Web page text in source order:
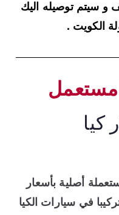
و سيتم توصيله اليك
الكويت .
مستعمل
كيا
أصلية بأسعار
في سيارات الكيا